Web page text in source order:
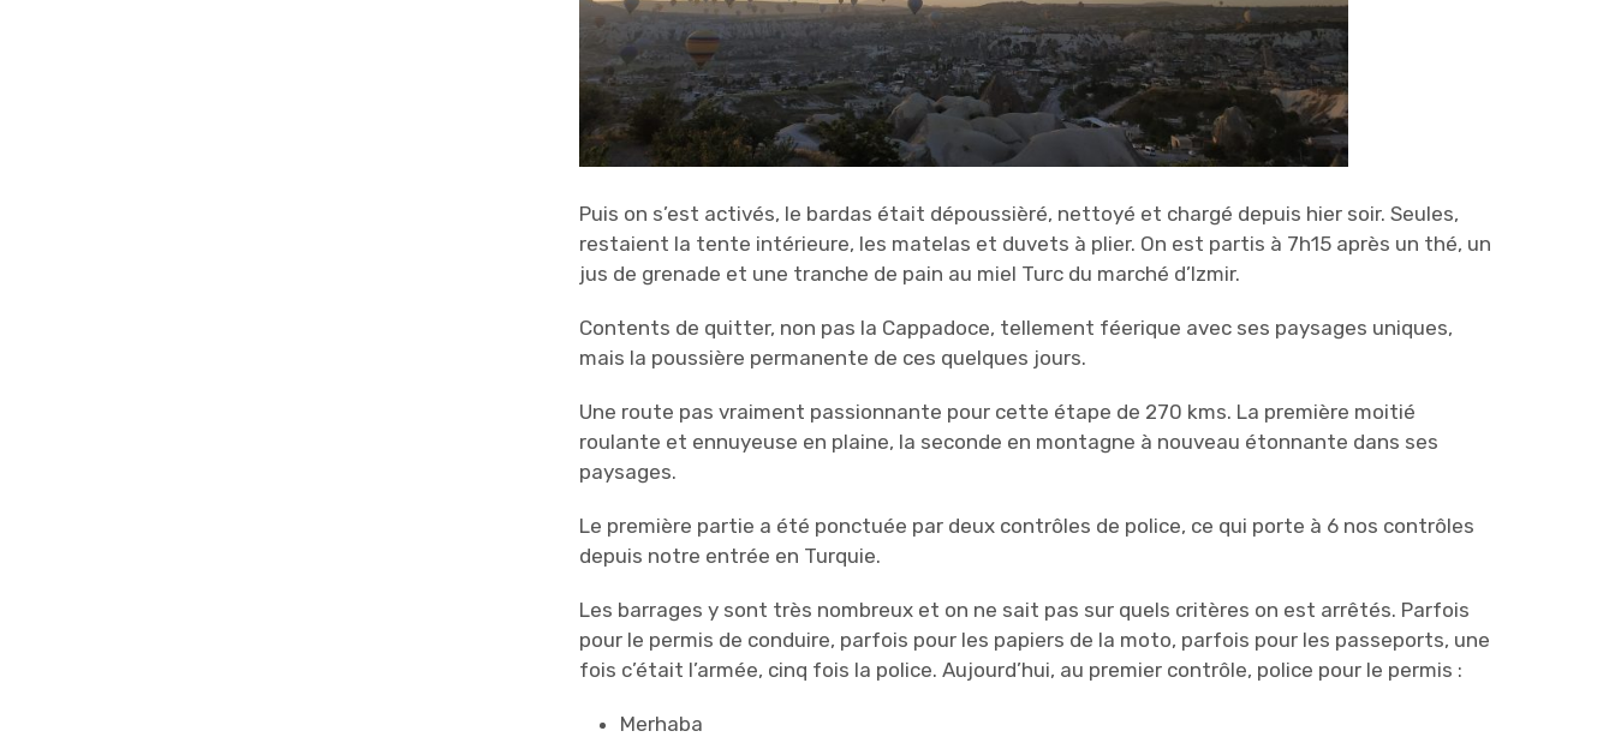
Puis on s’est activés, le bardas était dépoussièré, nettoyé et chargé depuis hier soir. Seules,
restaient la tente intérieure, les matelas et duvets à plier. On est partis à 7h15 après un thé, un
jus de grenade et une tranche de pain au miel Turc du marché d’Izmir.
Contents de quitter, non pas la Cappadoce, tellement féerique avec ses paysages uniques,
mais la poussière permanente de ces quelques jours.
Une route pas vraiment passionnante pour cette étape de 270 kms. La première moitié
roulante et ennuyeuse en plaine, la seconde en montagne à nouveau étonnante dans ses
paysages.
Le première partie a été ponctuée par deux contrôles de police, ce qui porte à 6 nos contrôles
depuis notre entrée en Turquie.
Les barrages y sont très nombreux et on ne sait pas sur quels critères on est arrêtés. Parfois
pour le permis de conduire, parfois pour les papiers de la moto, parfois pour les passeports, une
fois c’était l’armée, cinq fois la police. Aujourd’hui, au premier contrôle, police pour le permis :
Merhaba